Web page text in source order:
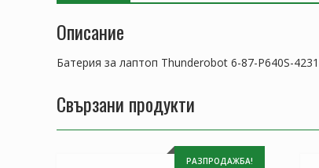
Описание
Батерия за лаптоп Thunderobot 6-87-P640S-4231
Свързани продукти
РАЗПРОДАЖБА!